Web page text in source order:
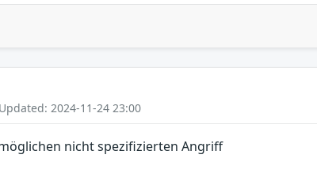
2024-11-24 23:00
nicht spezifizierten Angriff